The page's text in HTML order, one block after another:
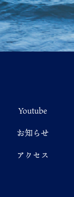
Youtube
お知らせ
アクセス